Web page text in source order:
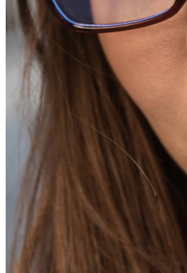
Töjning
14K guldsmycken